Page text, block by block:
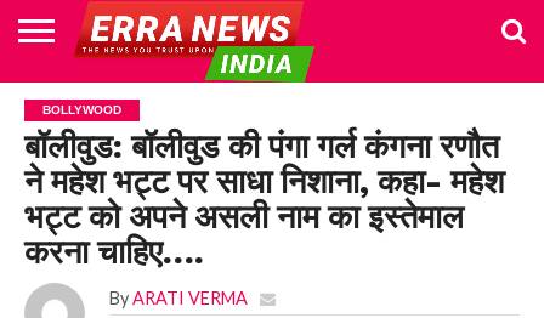
HOME
POLITICS
NEWS
BUSINESS
CULTURE
NATIONAL
SPORTS
LIFESTYLE
TRAVEL
OPINION
BREAKING
NEWS
ENTERTAINMENT
WORLD
CRIME
JOIN
US
BOLLYWOOD
बॉलीवुड: बॉलीवुड की पंगा गर्ल कंगना रणौत
ने महेश भट्ट पर साधा निशाना, कहा- महेश
भट्ट को अपने असली नाम का इस्तेमाल
करना चाहिए….
By ARATI VERMA